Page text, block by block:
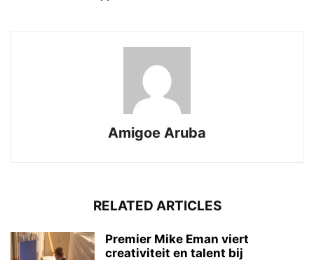
Amigoe Aruba
RELATED ARTICLES
Premier Mike Eman viert
creativiteit en talent bij